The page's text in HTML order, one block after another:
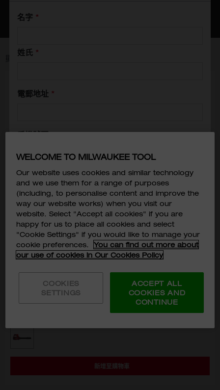
名字 *
姓氏 *
電郵地址 *
手機號碼*
行業*
我已閱讀並同意服務條款及細則, TECHTRONIC
ASIA COMPANY LIMITED 及 MILWAUKEE
TOOL ASIA 的私隱政策及個人資料收集聲明。*
我同意MILWAUKEE TOOL (HONG KONG)
訂閱
顯示25
M12™ 精巧吹風機
M12 BBL-0
選擇型號
新增至購物車
WELCOME TO MILWAUKEE TOOL
Our website uses cookies and similar technology
and we use them for a range of purposes
(including, to personalise content and improve the
way our website works) when you visit our
website. Select "Accept all cookies" if you are
happy for us to place all cookies and select
"Cookie Settings" if you would like to manage your
cookie preferences.
You can find out more about
our use of cookies in Our Cookies Policy
COOKIES
SETTINGS
ACCEPT ALL
COOKIES AND
CONTINUE